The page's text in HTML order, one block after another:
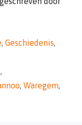
, Geschiedenis,
,
, Waregem,